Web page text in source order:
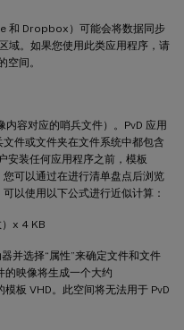
和 Dropbox）可能会将数据同步
域。如果您使用此类应用程序，请
空间。
内容对应的哨兵文件）。PvD 应用
件或文件夹在文件系统中都包含
安装任何应用程序之前，模板
可以通过在进行清单盘点后浏览
以使用以下公式进行近似计算：
x 4 KB
并选择“属性”来确定文件和文件
映像将生成一个大约
板 VHD。此空间将无法用于 PvD